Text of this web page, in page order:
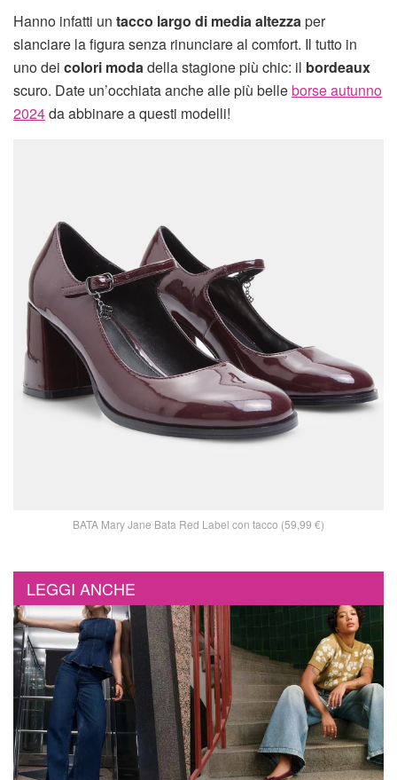
Hanno infatti un tacco largo di media altezzaper
slanciare la figura senza rinunciare al comfort. Il tutto in
uno dei colori modadella stagione più chic: il bordeaux
scuro. Date un’occhiata anche alle più belleborse autunno
2024da abbinare a questi modelli!
BATA Mary Jane Bata Red Label con tacco (59,99 €)
LEGGI ANCHE